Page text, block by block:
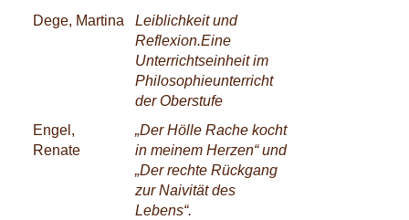
Dege, Martina
Leiblichkeit und
Reflexion.Eine
Unterrichtseinheit im
Philosophieunterricht
der Oberstufe
Engel,
Renate
„Der Hölle Rache kocht
in meinem Herzen“ und
„Der rechte Rückgang
zur Naivität des
Lebens“.